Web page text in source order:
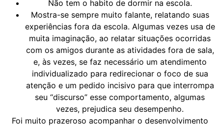
Não tem o habito de dormir na escola.
Mostra-se sempre muito falante, relatando suas
experiências fora da escola. Algumas vezes usa de
muita imaginação, ao relatar situações ocorridas
com os amigos durante as atividades fora de sala,
e, às vezes, se faz necessário um atendimento
individualizado para redirecionar o foco de sua
atenção e um pedido incisivo para que interrompa
seu “discurso” esse comportamento, algumas
vezes, prejudica seu desempenho.
Foi muito prazeroso acompanhar o desenvolvimento